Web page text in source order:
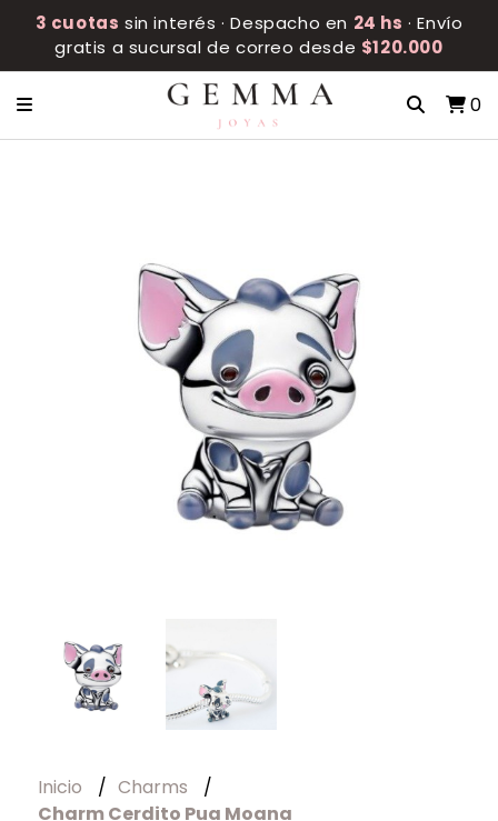
3 cuotas sin interés · Despacho en 24 hs · Envío
gratis a sucursal de correo desde $120.000
0
Inicio
Charms
Charm Cerdito Pua Moana